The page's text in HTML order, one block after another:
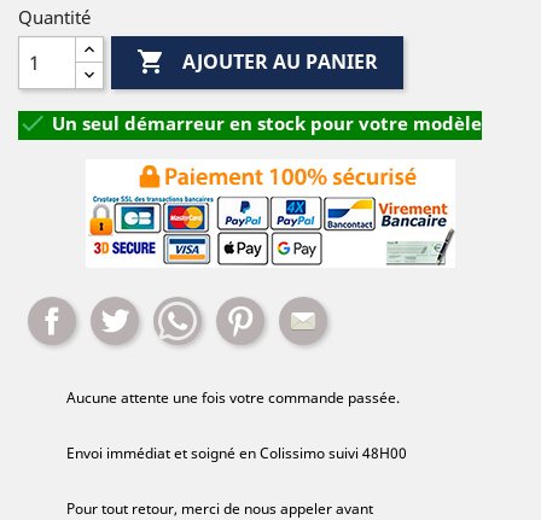
Quantité
 AJOUTER AU PANIER
 Un seul démarreur en stock pour votre modèle
Partager Tweet WhatsappPinterest
Aucune attente une fois votre commande passée.
Envoi immédiat et soigné en Colissimo suivi 48H00
Pour tout retour, merci de nous appeler avant